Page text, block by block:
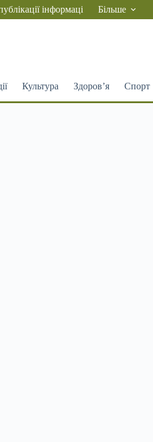
інформаці Більше
Культура Здоров’я Спорт